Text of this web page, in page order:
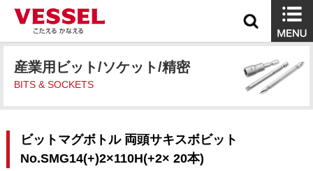
産業用ビット/ソケット/精密
BITS & SOCKETS
ビットマグボトル 両頭サキスボビット
No.SMG14(+)2×110H(+2× 20本)